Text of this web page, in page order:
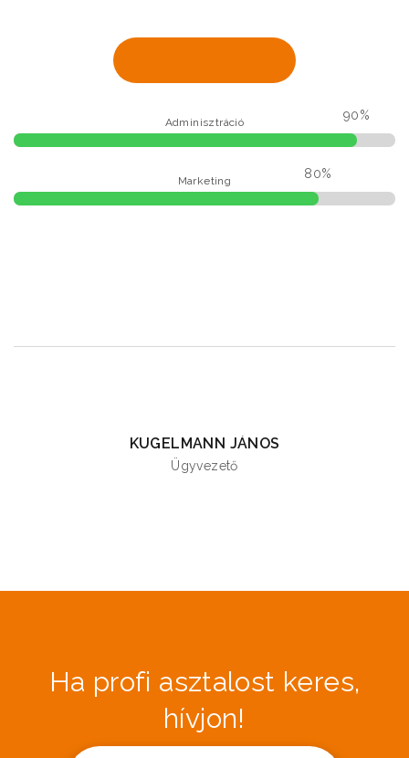
Adminisztráció 90%
Marketing 80%
KUGELMANN JÁNOS
Ügyvezető
Ha profi asztalost keres,
hívjon!